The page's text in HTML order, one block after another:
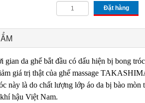
Đặt hàng
gian da ghế bắt đầu có dấu hiện bị bong
giá trị thật của ghế massage
này là do chất lượng lớp áo da bị bào mòn
hậu Việt Nam.